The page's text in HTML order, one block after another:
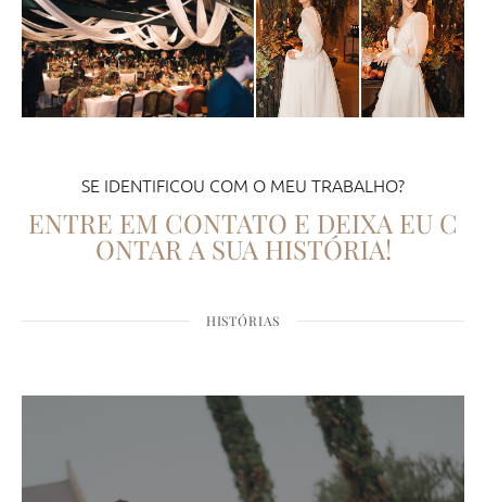
SE IDENTIFICOU COM O MEU TRABALHO?
ENTRE EM CONTATO E DEIXA EU C
ONTAR A SUA HISTÓRIA!
HISTÓRIAS